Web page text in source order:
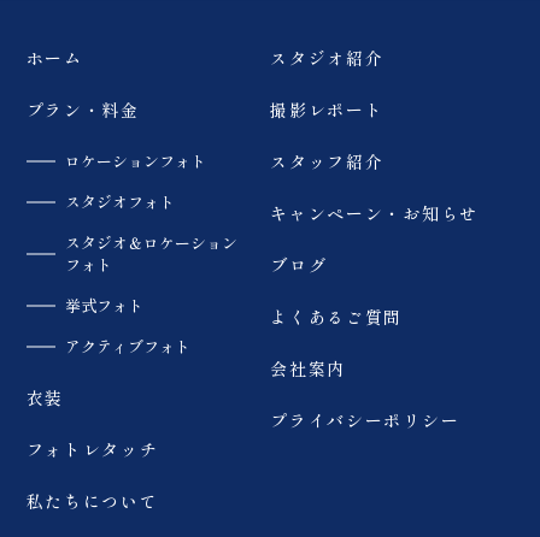
ホーム
プラン・料金
ロケーションフォト
スタジオフォト
スタジオ＆ロケーション
フォト
挙式フォト
アクティブフォト
衣装
フォトレタッチ
私たちについて
スタジオ紹介
撮影レポート
スタッフ紹介
キャンペーン・お知らせ
ブログ
よくあるご質問
会社案内
プライバシーポリシー